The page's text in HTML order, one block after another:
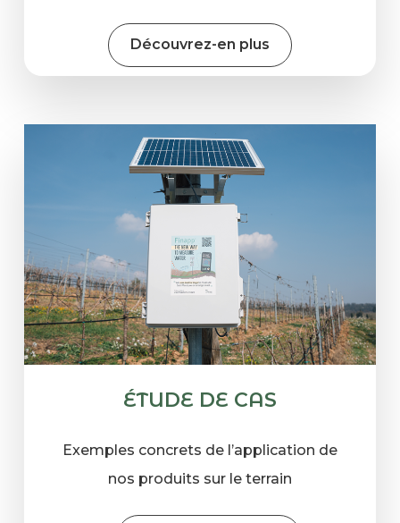
Découvrez-en plus
ÉTUDE DE CAS
Exemples concrets de l’application de
nos produits sur le terrain